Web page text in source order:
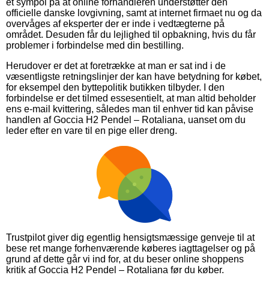
officielle danske lovgivning, samt at internet firmaet nu og da
overvåges af eksperter der er inde i vedtægterne på
området. Desuden får du lejlighed til opbakning, hvis du får
problemer i forbindelse med din bestilling.
Herudover er det at foretrække at man er sat ind i de
væsentligste retningslinjer der kan have betydning for købet,
for eksempel den byttepolitik butikken tilbyder. I den
forbindelse er det tilmed essesentielt, at man altid beholder
ens e-mail kvittering, således man til enhver tid kan påvise
handlen af Goccia H2 Pendel – Rotaliana, uanset om du
leder efter en vare til en pige eller dreng.
Trustpilot giver dig egentlig hensigtsmæssige genveje til at
bese ret mange forhenværende køberes iagttagelser og på
grund af dette går vi ind for, at du beser online shoppens
kritik af Goccia H2 Pendel – Rotaliana før du køber.